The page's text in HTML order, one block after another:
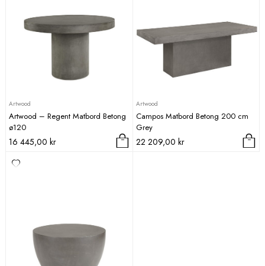
Artwood
Artwood – Regent Matbord Betong
ø120
16 445,00 kr
Artwood
Campos Matbord Betong 200 cm
Grey
22 209,00 kr